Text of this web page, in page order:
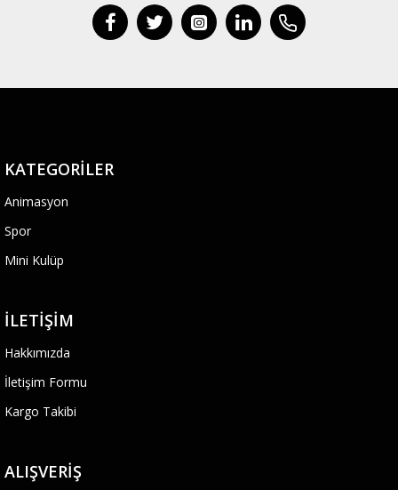
KATEGORILER
Animasyon
Spor
Mini Kulüp
İLETIŞIM
Hakkımızda
İletişim Formu
Kargo Takibi
ALIŞVERIŞ